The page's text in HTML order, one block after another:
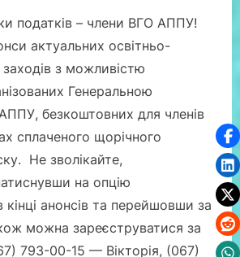
податків – члени ВГО АППУ!
актуальних освітньо-
з можливістю
Генеральною
безкоштовних для членів
сплаченого щорічного
Не зволікайте,
на опцію
анонсів та перейшовши за
можна зареєструватися за
793-00-15 — Вікторія, (067)